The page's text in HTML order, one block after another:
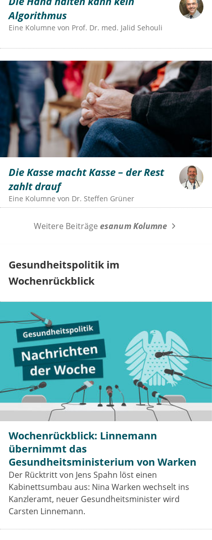
Algorithmus
Eine Kolumne von Prof. Dr. med. Jalid Sehouli
Die Kasse macht Kasse – der Rest
zahlt drauf
Eine Kolumne von Dr. Steffen Grüner
Weitere Beiträgeesanum Kolumne
Gesundheitspolitik im
Wochenrückblick
Wochenrückblick: Linnemann
übernimmt das
Gesundheitsministerium von Warken
Der Rücktritt von Jens Spahn löst einen
Kabinettsumbau aus: Nina Warken wechselt ins
Kanzleramt, neuer Gesundheitsminister wird
Carsten Linnemann.